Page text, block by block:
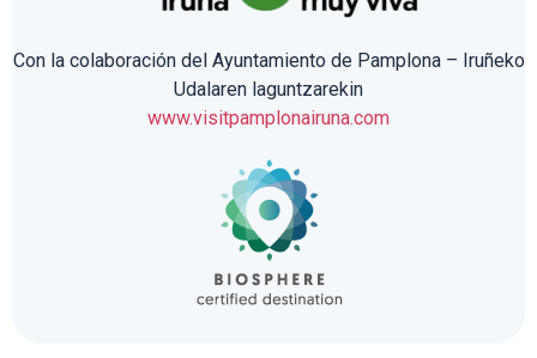
Con la colaboración del Ayuntamiento de Pamplona – Iruñeko
Udalaren laguntzarekin
www.visitpamplonairuna.com